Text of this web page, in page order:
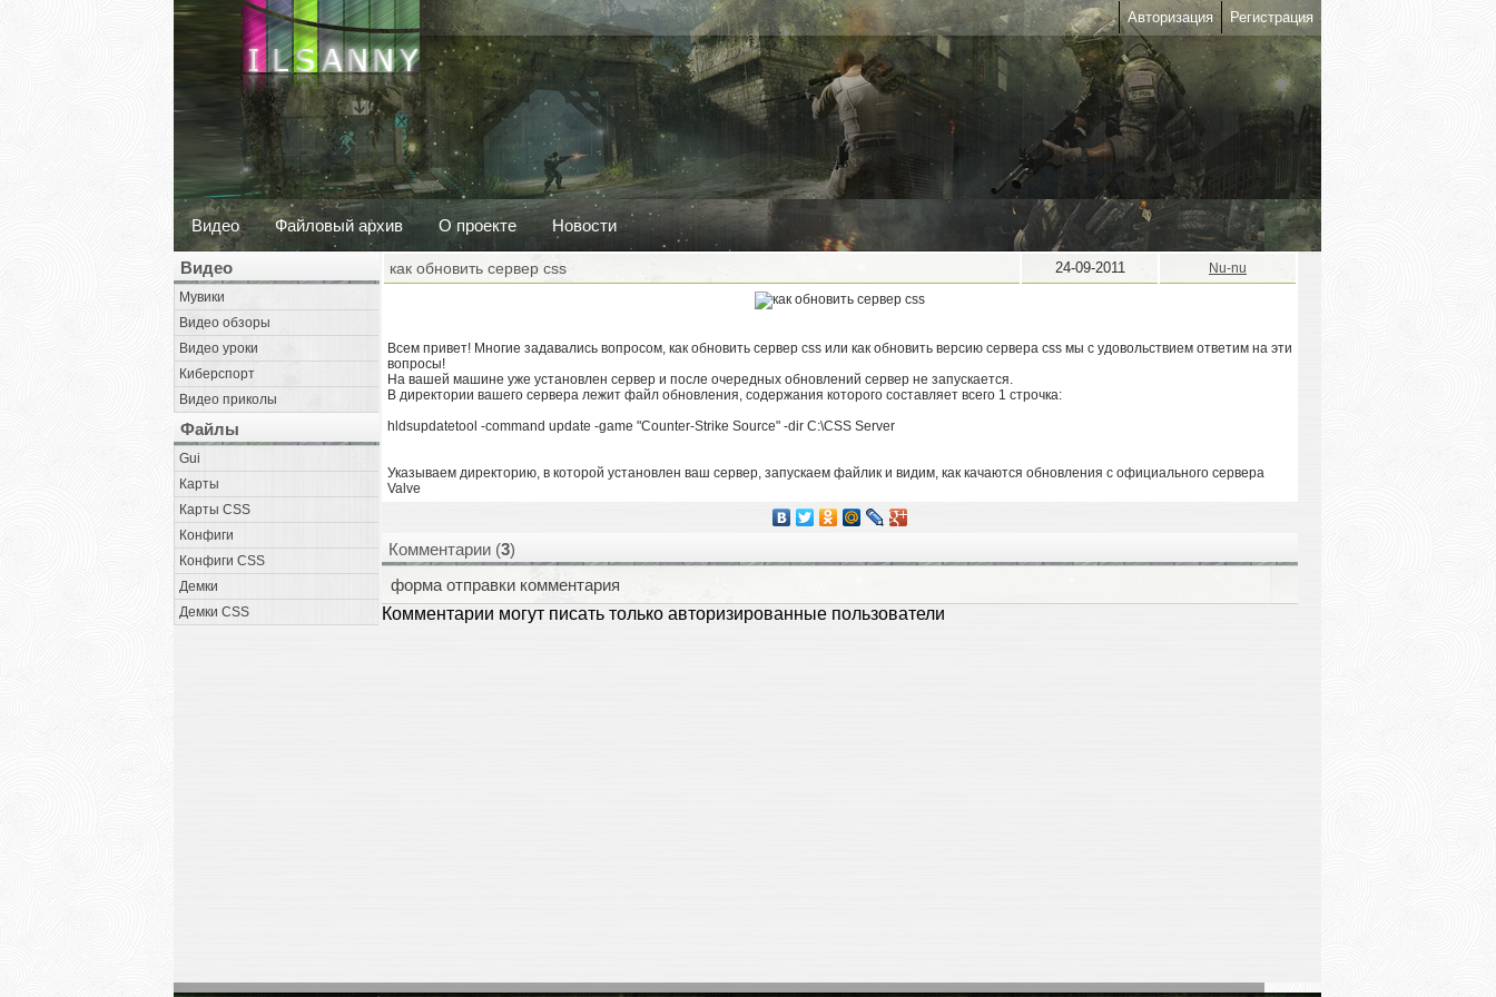
Авторизация Регистрация
Видео Файловый архив О проекте Новости
Видео
Мувики
Видео обзоры
Видео уроки
Киберспорт
Видео приколы
Файлы
Gui
Карты
Карты CSS
Конфиги
Конфиги CSS
Демки
Демки CSS
как обновить сервер css 24-09-2011 Nu-nu
Всем привет! Многие задавались вопросом, как обновить сервер css или как обновить версию сервера css мы с удовольствием ответим на эти
вопросы!
На вашей машине уже установлен сервер и после очередных обновлений сервер не запускается.
В директории вашего сервера лежит файл обновления, содержания которого составляет всего 1 строчка:
hldsupdatetool -command update -game "Counter-Strike Source" -dir C:\CSS Server
Указываем директорию, в которой установлен ваш сервер, запускаем файлик и видим, как качаются обновления с официального сервера
Valve
Комментарии (3)
форма отправки комментария
Комментарии могут писать только авторизированные пользователи